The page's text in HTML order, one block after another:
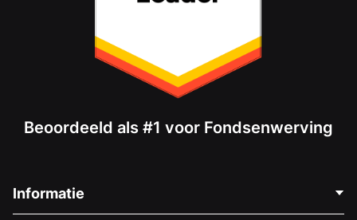
Beoordeeld als #1 voor Fondsenwerving
Informatie